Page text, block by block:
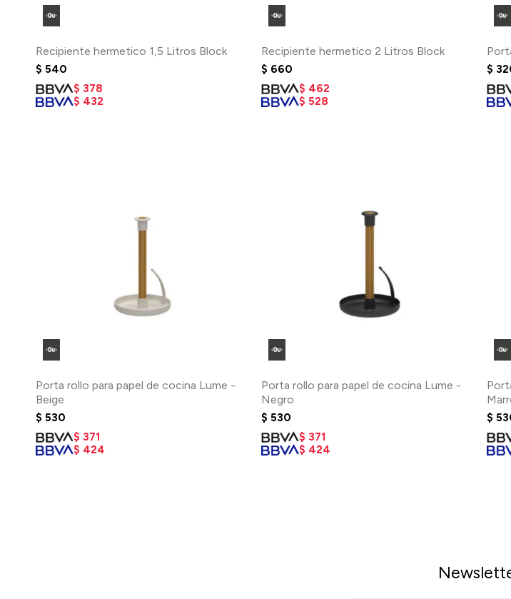
Recipiente hermetico 1,5 Litros Block
$ 540
$ 378
$ 432
Recipiente hermetico 2 Litros Block
$ 660
$ 462
$ 528
$
Porta rollo para papel de cocina Lume -
Beige
$ 530
$ 371
$ 424
Porta rollo para papel de cocina Lume -
Negro
$ 530
$ 371
$ 424
$